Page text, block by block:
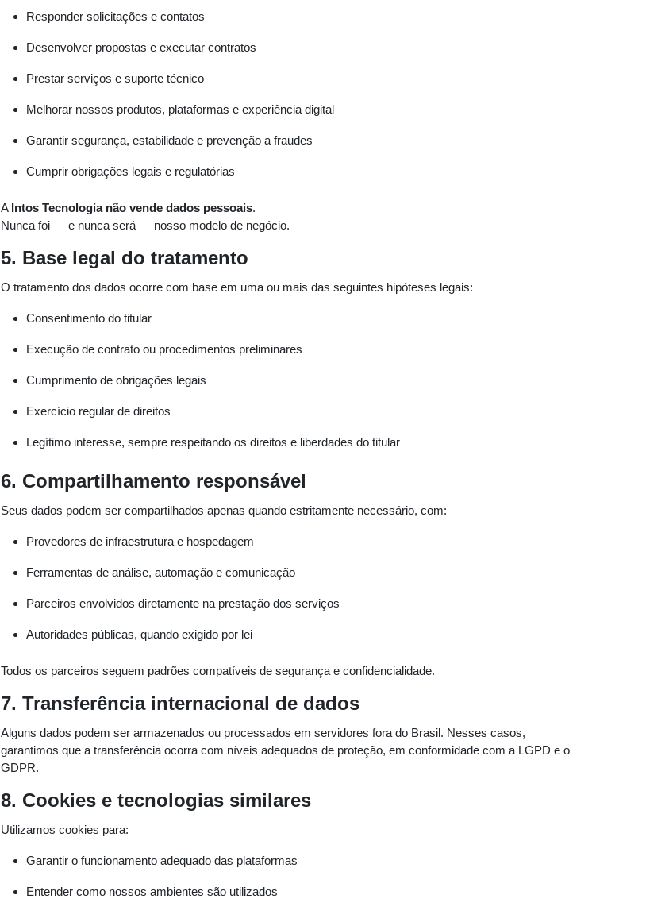
Responder solicitações e contatos
Desenvolver propostas e executar contratos
Prestar serviços e suporte técnico
Melhorar nossos produtos, plataformas e experiência digital
Garantir segurança, estabilidade e prevenção a fraudes
Cumprir obrigações legais e regulatórias
A Intos Tecnologia não vende dados pessoais.
Nunca foi — e nunca será — nosso modelo de negócio.
5. Base legal do tratamento
O tratamento dos dados ocorre com base em uma ou mais das seguintes hipóteses legais:
Consentimento do titular
Execução de contrato ou procedimentos preliminares
Cumprimento de obrigações legais
Exercício regular de direitos
Legítimo interesse, sempre respeitando os direitos e liberdades do titular
6. Compartilhamento responsável
Seus dados podem ser compartilhados apenas quando estritamente necessário, com:
Provedores de infraestrutura e hospedagem
Ferramentas de análise, automação e comunicação
Parceiros envolvidos diretamente na prestação dos serviços
Autoridades públicas, quando exigido por lei
Todos os parceiros seguem padrões compatíveis de segurança e confidencialidade.
7. Transferência internacional de dados
Alguns dados podem ser armazenados ou processados em servidores fora do Brasil. Nesses casos,
garantimos que a transferência ocorra com níveis adequados de proteção, em conformidade com a LGPD e o
GDPR.
8. Cookies e tecnologias similares
Utilizamos cookies para:
Garantir o funcionamento adequado das plataformas
Entender como nossos ambientes são utilizados